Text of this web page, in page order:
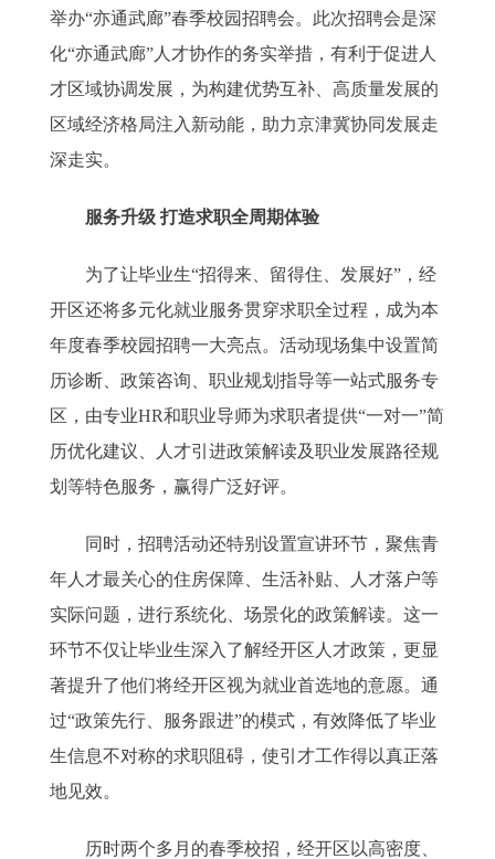
举办“亦通武廊”春季校园招聘会。此次招聘会是深
化“亦通武廊”人才协作的务实举措，有利于促进人
才区域协调发展，为构建优势互补、高质量发展的
区域经济格局注入新动能，助力京津冀协同发展走
深走实。
服务升级 打造求职全周期体验
为了让毕业生“招得来、留得住、发展好”，经
开区还将多元化就业服务贯穿求职全过程，成为本
年度春季校园招聘一大亮点。活动现场集中设置简
历诊断、政策咨询、职业规划指导等一站式服务专
区，由专业HR和职业导师为求职者提供“一对一”简
历优化建议、人才引进政策解读及职业发展路径规
划等特色服务，赢得广泛好评。
同时，招聘活动还特别设置宣讲环节，聚焦青
年人才最关心的住房保障、生活补贴、人才落户等
实际问题，进行系统化、场景化的政策解读。这一
环节不仅让毕业生深入了解经开区人才政策，更显
著提升了他们将经开区视为就业首选地的意愿。通
过“政策先行、服务跟进”的模式，有效降低了毕业
生信息不对称的求职阻碍，使引才工作得以真正落
地见效。
历时两个多月的春季校招，经开区以高密度、